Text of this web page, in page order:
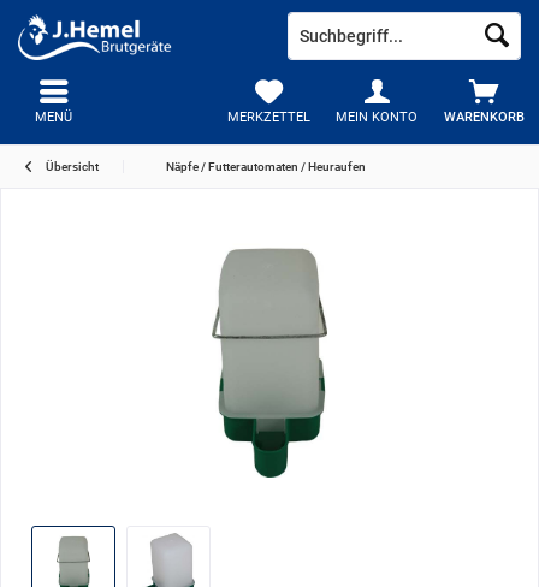
WARENKORB
MERKZETTEL MEIN KONTO
MENÜ
Übersicht Näpfe / Futterautomaten / Heuraufen